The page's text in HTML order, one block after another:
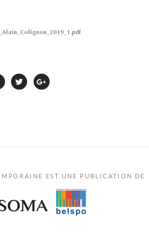
EST UNE PUBLICATION DE